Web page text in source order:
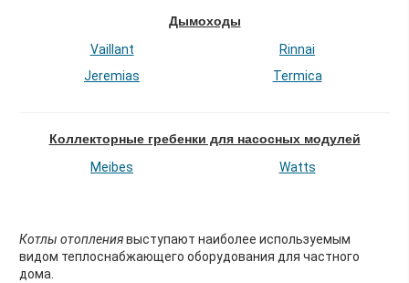
Дымоходы
Vaillant
Rinnai
Jeremias
Termica
Коллекторные гребенки для насосных модулей
Meibes Watts
Котлы отоплениявыступают наиболее используемым
видом теплоснабжающего оборудования для частного
дома.